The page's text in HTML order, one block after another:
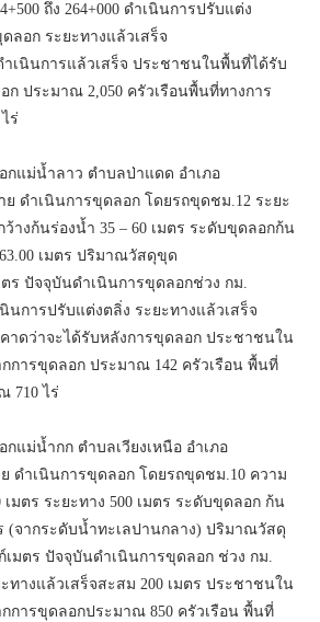
ถึง 264+000 ดำเนินการปรับแต่ง
ลอก ระยะทางแล้วเสร็จ
ำเนินการแล้วเสร็จ ประชาชนในพื้นที่ได้รับ
ก ประมาณ 2,050 ครัวเรือนพื้นที่ทางการ
ร่
แม่น้ำลาว ตำบลป่าแดด อำเภอ
ย ดำเนินการขุดลอก โดยรถขุดชม.12 ระยะ
ว้างก้นร่องน้ำ 35 – 60 เมตร ระดับขุดลอกก้น
เมตร ปริมาณวัสดุขุด
ตร ปัจจุบันดำเนินการขุดลอกช่วง กม.
นินการปรับแต่งตลิ่ง ระยะทางแล้วเสร็จ
คาดว่าจะได้รับหลังการขุดลอก ประชาชนใน
การขุดลอก ประมาณ 142 ครัวเรือน พื้นที่
710 ไร่
แม่น้ำกก ตำบลเวียงเหนือ อำเภอ
ย ดำเนินการขุดลอก โดยรถขุดชม.10 ความ
เมตร ระยะทาง 500 เมตร ระดับขุดลอก ก้น
ร (จากระดับน้ำทะเลปานกลาง) ปริมาณวัสดุ
เมตร ปัจจุบันดำเนินการขุดลอก ช่วง กม.
ะทางแล้วเสร็จสะสม 200 เมตร ประชาชนใน
การขุดลอกประมาณ 850 ครัวเรือน พื้นที่